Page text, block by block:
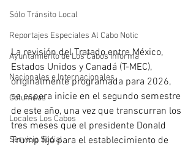
Sólo Tránsito Local
Reportajes Especiales Al Cabo Notic
Ayuntamiento de Los Cabos Informa
Nacionales e Internacionales
Columnas
Locales Los Cabos
Servicio Social
La revisión del Tratado entre México,
Estados Unidos y Canadá (T-MEC),
originalmente programada para 2026,
se espera inicie en el segundo semestre
de este año, una vez que transcurran los
tres meses que el presidente Donald
Trump fijó para el establecimiento de